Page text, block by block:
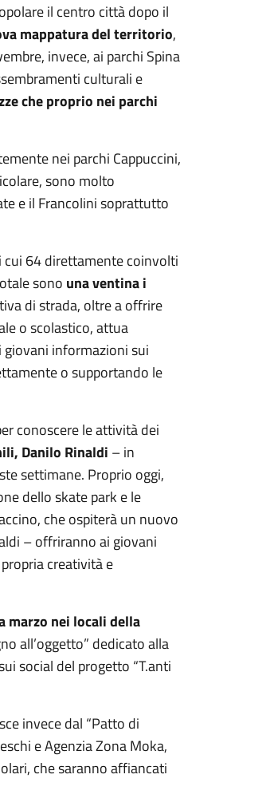
il centro città dopo il
mappatura del territorio,
invece, ai parchi Spina
culturali e
che proprio nei parchi
nei parchi Cappuccini,
sono molto
e il Francolini soprattutto
cui 64 direttamente coinvolti
sono una ventina i
di strada, oltre a offrire
o scolastico, attua
giovani informazioni sui
o supportando le
conoscere le attività dei
Danilo Rinaldi – in
settimane. Proprio oggi,
dello skate park e le
che ospiterà un nuovo
– offriranno ai giovani
creatività e
marzo nei locali della
all’oggetto” dedicato alla
social del progetto “T.anti
invece dal “Patto di
e Agenzia Zona Moka,
che saranno affiancati